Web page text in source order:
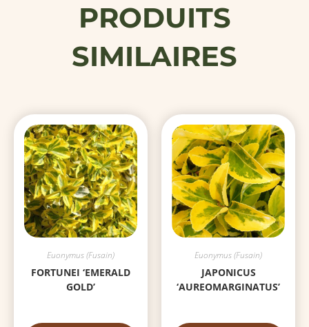
PRODUITS
SIMILAIRES
Euonymus (Fusain)
FORTUNEI ‘EMERALD
GOLD’
Euonymus (Fusain)
JAPONICUS
‘AUREOMARGINATUS’